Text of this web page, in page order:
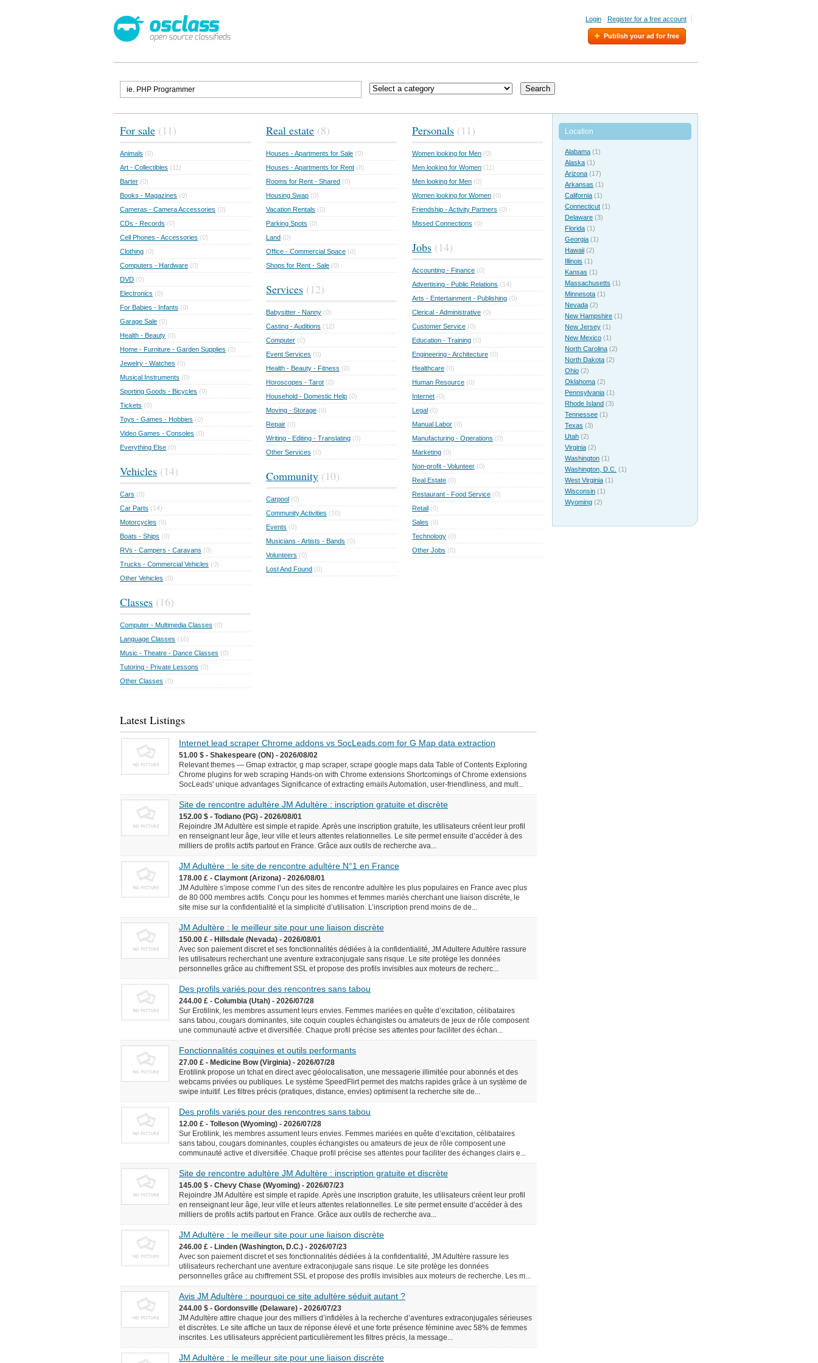
Login · Register for a free account
Publish your ad for free
Search
For sale (11)
Animals (0)
Art - Collectibles (11)
Barter (0)
Books - Magazines (0)
Cameras - Camera Accessories (0)
CDs - Records (0)
Cell Phones - Accessories (0)
Clothing (0)
Computers - Hardware (0)
DVD (0)
Electronics (0)
For Babies - Infants (0)
Garage Sale (0)
Health - Beauty (0)
Home - Furniture - Garden Supplies (0)
Jewelry - Watches (0)
Musical Instruments (0)
Sporting Goods - Bicycles (0)
Tickets (0)
Toys - Games - Hobbies (0)
Video Games - Consoles (0)
Everything Else (0)
Vehicles (14)
Cars (0)
Car Parts (14)
Motorcycles (0)
Boats - Ships (0)
RVs - Campers - Caravans (0)
Trucks - Commercial Vehicles (0)
Other Vehicles (0)
Classes (16)
Computer - Multimedia Classes (0)
Language Classes (16)
Music - Theatre - Dance Classes (0)
Tutoring - Private Lessons (0)
Other Classes (0)
Real estate (8)
Houses - Apartments for Sale (0)
Houses - Apartments for Rent (8)
Rooms for Rent - Shared (0)
Housing Swap (0)
Vacation Rentals (0)
Parking Spots (0)
Land (0)
Office - Commercial Space (0)
Shops for Rent - Sale (0)
Services (12)
Babysitter - Nanny (0)
Casting - Auditions (12)
Computer (0)
Event Services (0)
Health - Beauty - Fitness (0)
Horoscopes - Tarot (0)
Household - Domestic Help (0)
Moving - Storage (0)
Repair (0)
Writing - Editing - Translating (0)
Other Services (0)
Community (10)
Carpool (0)
Community Activities (10)
Events (0)
Musicians - Artists - Bands (0)
Volunteers (0)
Lost And Found (0)
Personals (11)
Women looking for Men (0)
Men looking for Women (11)
Men looking for Men (0)
Women looking for Women (0)
Friendship - Activity Partners (0)
Missed Connections (0)
Jobs (14)
Accounting - Finance (0)
Advertising - Public Relations (14)
Arts - Entertainment - Publishing (0)
Clerical - Administrative (0)
Customer Service (0)
Education - Training (0)
Engineering - Architecture (0)
Healthcare (0)
Human Resource (0)
Internet (0)
Legal (0)
Manual Labor (0)
Manufacturing - Operations (0)
Marketing (0)
Non-profit - Volunteer (0)
Real Estate (0)
Restaurant - Food Service (0)
Retail (0)
Sales (0)
Technology (0)
Other Jobs (0)
Latest Listings
Internet lead scraper Chrome addons vs SocLeads.com for G Map data extraction
51.00 $ - Shakespeare (ON) - 2026/08/02
Relevant themes — Gmap extractor, g map scraper, scrape google maps data Table of Contents Exploring
Chrome plugins for web scraping Hands-on with Chrome extensions Shortcomings of Chrome extensions
SocLeads' unique advantages Significance of extracting emails Automation, user-friendliness, and mult...
Site de rencontre adultère JM Adultère : inscription gratuite et discrète
152.00 $ - Todiano (PG) - 2026/08/01
Rejoindre JM Adultère est simple et rapide. Après une inscription gratuite, les utilisateurs créent leur profil
en renseignant leur âge, leur ville et leurs attentes relationnelles. Le site permet ensuite d’accéder à des
milliers de profils actifs partout en France. Grâce aux outils de recherche ava...
JM Adultère : le site de rencontre adultère N°1 en France
178.00 £ - Claymont (Arizona) - 2026/08/01
JM Adultère s’impose comme l’un des sites de rencontre adultère les plus populaires en France avec plus
de 80 000 membres actifs. Conçu pour les hommes et femmes mariés cherchant une liaison discrète, le
site mise sur la confidentialité et la simplicité d’utilisation. L’inscription prend moins de de...
JM Adultère : le meilleur site pour une liaison discrète
150.00 £ - Hillsdale (Nevada) - 2026/08/01
Avec son paiement discret et ses fonctionnalités dédiées à la confidentialité, JM Adultere Adultère rassure
les utilisateurs recherchant une aventure extraconjugale sans risque. Le site protège les données
personnelles grâce au chiffrement SSL et propose des profils invisibles aux moteurs de recherc...
Des profils variés pour des rencontres sans tabou
244.00 £ - Columbia (Utah) - 2026/07/28
Sur Erotilink, les membres assument leurs envies. Femmes mariées en quête d’excitation, célibataires
sans tabou, cougars dominantes, site coquin couples échangistes ou amateurs de jeux de rôle composent
une communauté active et diversifiée. Chaque profil précise ses attentes pour faciliter des échan...
Fonctionnalités coquines et outils performants
27.00 £ - Medicine Bow (Virginia) - 2026/07/28
Erotilink propose un tchat en direct avec géolocalisation, une messagerie illimitée pour abonnés et des
webcams privées ou publiques. Le système SpeedFlirt permet des matchs rapides grâce à un système de
swipe intuitif. Les filtres précis (pratiques, distance, envies) optimisent la recherche site de...
Des profils variés pour des rencontres sans tabou
12.00 £ - Tolleson (Wyoming) - 2026/07/28
Sur Erotilink, les membres assument leurs envies. Femmes mariées en quête d’excitation, célibataires
sans tabou, cougars dominantes, couples échangistes ou amateurs de jeux de rôle composent une
communauté active et diversifiée. Chaque profil précise ses attentes pour faciliter des échanges clairs e...
Site de rencontre adultère JM Adultère : inscription gratuite et discrète
145.00 $ - Chevy Chase (Wyoming) - 2026/07/23
Rejoindre JM Adultère est simple et rapide. Après une inscription gratuite, les utilisateurs créent leur profil
en renseignant leur âge, leur ville et leurs attentes relationnelles. Le site permet ensuite d’accéder à des
milliers de profils actifs partout en France. Grâce aux outils de recherche ava...
JM Adultère : le meilleur site pour une liaison discrète
246.00 £ - Linden (Washington, D.C.) - 2026/07/23
Avec son paiement discret et ses fonctionnalités dédiées à la confidentialité, JM Adultère rassure les
utilisateurs recherchant une aventure extraconjugale sans risque. Le site protège les données
personnelles grâce au chiffrement SSL et propose des profils invisibles aux moteurs de recherche. Les m...
Avis JM Adultère : pourquoi ce site adultère séduit autant ?
244.00 $ - Gordonsville (Delaware) - 2026/07/23
JM Adultère attire chaque jour des milliers d’infidèles à la recherche d’aventures extraconjugales sérieuses
et discrètes. Le site affiche un taux de réponse élevé et une forte présence féminine avec 58% de femmes
inscrites. Les utilisateurs apprécient particulièrement les filtres précis, la message...
JM Adultère : le meilleur site pour une liaison discrète
Location
Alabama (1)
Alaska (1)
Arizona (17)
Arkansas (1)
California (1)
Connecticut (1)
Delaware (3)
Florida (1)
Georgia (1)
Hawaii (2)
Illinois (1)
Kansas (1)
Massachusetts (1)
Minnesota (1)
Nevada (2)
New Hampshire (1)
New Jersey (1)
New Mexico (1)
North Carolina (2)
North Dakota (2)
Ohio (2)
Oklahoma (2)
Pennsylvania (1)
Rhode Island (3)
Tennessee (1)
Texas (3)
Utah (2)
Virginia (2)
Washington (1)
Washington, D.C. (1)
West Virginia (1)
Wisconsin (1)
Wyoming (2)